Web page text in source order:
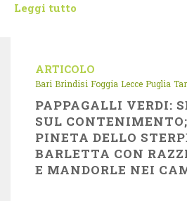
Leggi tutto
ARTICOLO
Bari Brindisi Foggia Lecce Puglia
PAPPAGALLI VERDI:
SUL
PINETA DELLO
BARLETTA CON
E MANDORLE NEI